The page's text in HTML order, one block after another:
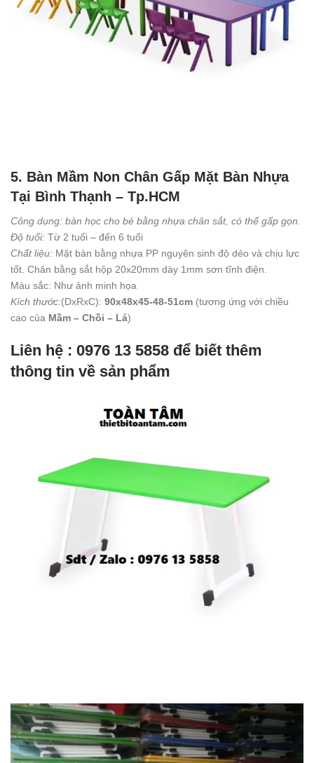
5. Bàn Mầm Non Chân Gấp Mặt Bàn Nhựa
Tại Bình Thạnh – Tp.HCM
Công dụng: bàn học cho bé bằng nhựa chân sắt, có thể gấp gọn.
Độ tuổi: Từ 2 tuối – đến 6 tuổi
Chất liệu: Mặt bàn bằng nhựa PP nguyên sinh độ dẻo và chịu lực
tốt. Chân bằng sắt hộp 20x20mm dày 1mm sơn tĩnh điện.
Màu sắc: Như ảnh minh họa
Kích thước:(DxRxC): 90x48x45-48-51cm (tương ứng với chiều
cao của Mầm – Chồi – Lá)
Liên hệ : 0976 13 5858 để biết thêm
thông tin về sản phẩm